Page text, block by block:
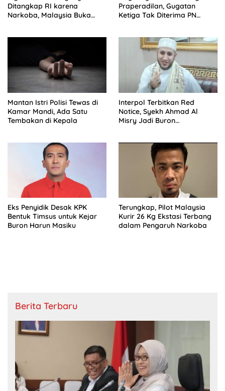
Ditangkap RI karena
Narkoba, Malaysia Buka
Praperadilan, Gugatan
Ketiga Tak Diterima PN
Mantan Istri Polisi Tewas di
Kamar Mandi, Ada Satu
Tembakan di Kepala
Interpol Terbitkan Red
Notice, Syekh Ahmad Al
Misry Jadi Buron
Eks Penyidik Desak KPK
Bentuk Timsus untuk Kejar
Buron Harun Masiku
Terungkap, Pilot Malaysia
Kurir 26 Kg Ekstasi Terbang
dalam Pengaruh Narkoba
Berita Terbaru